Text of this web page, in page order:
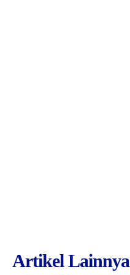
Artikel Lainnya